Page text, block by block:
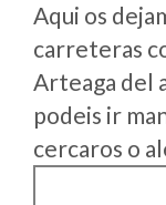
Aqui os
carreteras
Arteaga del
podeis ir
cercaros o